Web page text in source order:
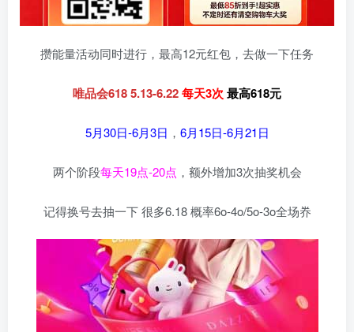
攒能量活动同时进行，最高12元红包，去做一下任务
唯品会618 5.13-6.22每天3次 最高618元
5月30日-6月3日 ， 6月15日-6月21日
两个阶段每天19点-20点 ，额外增加3次抽奖机会
记得换号去抽一下 很多6.18 概率6o-4o/5o-3o全场奍